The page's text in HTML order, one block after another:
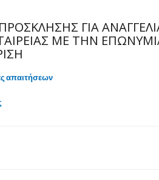
ΓΙΑ
ΜΕ ΤΗΝ
απαιτήσεων